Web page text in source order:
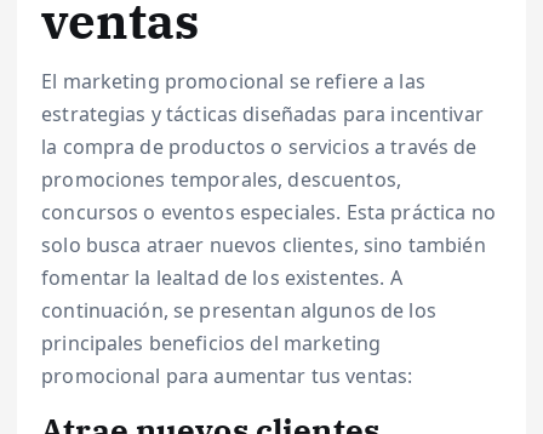
ventas
El marketing promocional se refiere a las
estrategias y tácticas diseñadas para incentivar
la compra de productos o servicios a través de
promociones temporales, descuentos,
concursos o eventos especiales. Esta práctica no
solo busca atraer nuevos clientes, sino también
fomentar la lealtad de los existentes. A
continuación, se presentan algunos de los
principales beneficios del marketing
promocional para aumentar tus ventas: